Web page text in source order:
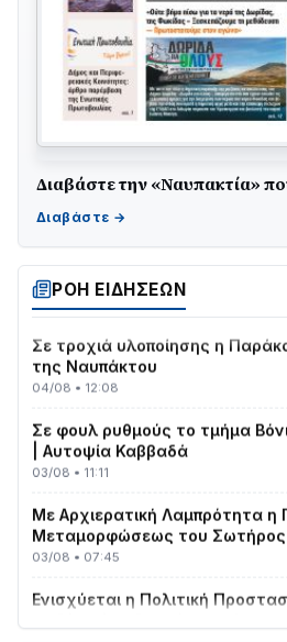
Διαβάστε την «Ναυπακτία»
ΡΟΗ ΕΙΔΗΣΕΩΝ
ΤΟ ΠΑΡΤΥ ΣΥΝΕΧΙΖΕΤΑΙ…
05/08 • 08:41
04/08 • 19:47
Σε τροχιά υλοποίησης η
της Ναυπάκτου
04/08 • 12:08
| Αυτοψία Καββαδά
03/08 • 11:11
Μεταμορφώσεως του Σωτήρος
03/08 • 07:45
με δύο νέα υδροφόρα οχήματα